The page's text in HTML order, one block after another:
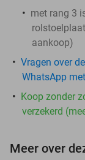
met rang 3
aankoop)
Vragen over
WhatsApp
Koop zonder
verzekerd
Meer over